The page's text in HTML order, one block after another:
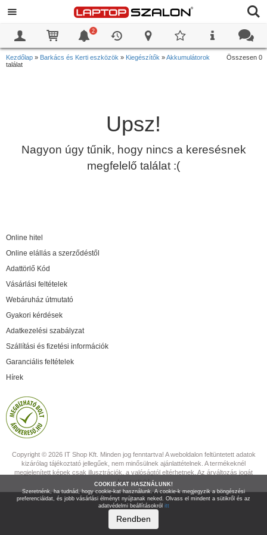
2
Kezdőlap » Barkács és Kerti eszközök » Kiegészítők »Akkumulátorok
Összesen 0
találat
Upsz!
Nagyon úgy tűnik, hogy nincs a keresésnek
megfelelő találat :(
Online hitel
Online elállás a szerződéstől
Adattörlő Kód
Vásárlási feltételek
Webáruház útmutató
Gyakori kérdések
Adatkezelési szabályzat
Szállítási és fizetési információk
Garanciális feltételek
Hírek
Copyright © 2026 IT Shop Kft. Minden jog fenntartva! A weboldalon feltüntetett adatok
kizárólag tájékoztató jellegűek, nem minősülnek ajánlattételnek. A termékeknél
megjelenített képek csak illusztrációk, a valóságtól eltérhetnek. Az árváltozás jogát
fenntartjuk!
0
0
COOKIE-KAT HASZNÁLUNK!
Szeretnénk, ha tudnád, hogy cookie-kat használunk. A cookie-k megjegyzik a böngészési
preferenciáidat, és jobb vásárlási élményt nyújtanak neked. Olvass el mindent a sütikről és az
adatvédelmi beállításokról itt
Rendben